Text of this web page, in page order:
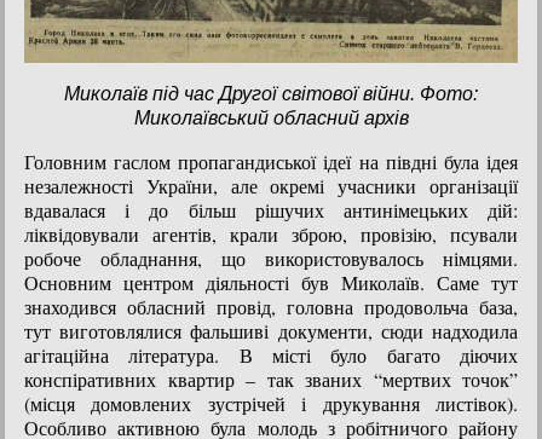
Миколаїв під час Другої світової війни. Фото:
Миколаївський обласний архів
Головним гаслом пропагандиської ідеї на півдні була ідея
незалежності України, але окремі учасники організації
вдавалася і до більш рішучих антинімецьких дій:
ліквідовували агентів, крали зброю, провізію, псували
робоче обладнання, що використовувалось німцями.
Основним центром діяльності був Миколаїв. Саме тут
знаходився обласний провід, головна продовольча база,
тут виготовлялися фальшиві документи, сюди надходила
агітаційна література. В місті було багато діючих
конспіративних квартир – так званих “мертвих точок”
(місця домовлених зустрічей і друкування листівок).
Особливо активною була молодь з робітничого району